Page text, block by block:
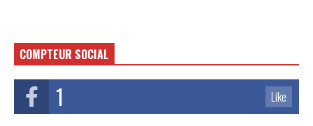
COMPTEUR SOCIAL
1 Like